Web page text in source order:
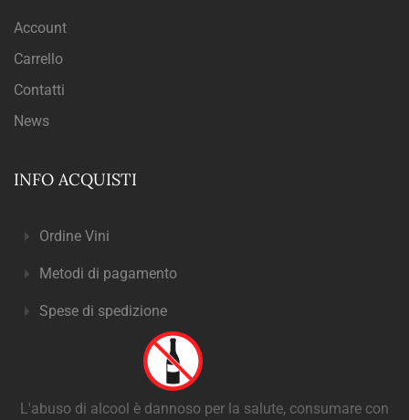
Account
Carrello
Contatti
News
INFO ACQUISTI
Ordine Vini
Metodi di pagamento
Spese di spedizione
L'abuso di alcool è dannoso per la salute, consumare con